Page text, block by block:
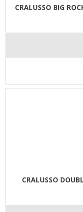
CRALUSSO BIG
CRALUSSO